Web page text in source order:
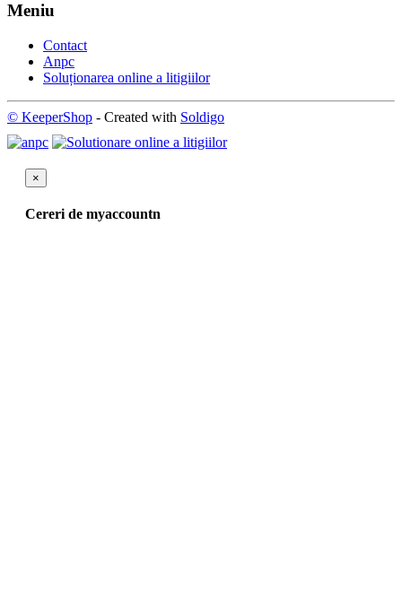
Meniu
Contact
Anpc
Soluționarea online a litigiilor
© KeeperShop - Created with Soldigo
×
Cereri de myaccountn